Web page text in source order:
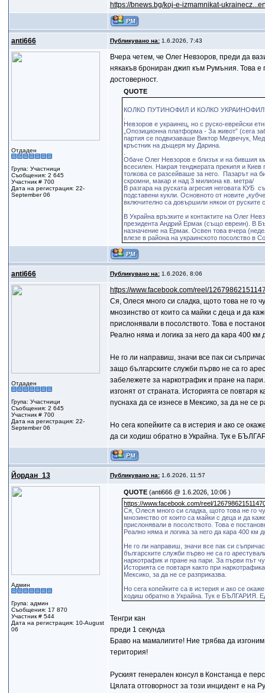
https://bnews.bg/koj-e-izmamnikat-
anti666 Публикувано на:1.6.2026, 7:43
Отдаден
Група: Участници
Съобщения: 2 645
Участник # 700
Дата на регистрация: 22-
September 06
Вчера четем, че Олег Невзоров, преди да
някакъв брониран джип към Румъния. Това е
достоверност.
QUOTE
КОЛКО ПУТИНОФИЛ И КОЛКО
Невзоров е украинец, но с руско-еврейски
„Опозиционна платформа - За живот” (сега
партия се подвизаваше Виктор Медвечук,
кръстник на дъщеря му Дарина.
Обаче Олег Невзоров е близък и на бившия
всесилен. Накрая тенджерата прекипя и
толкова се разсейваше за него. Пазарът на
скромни, макар и над 3 милиона кв. метра/
В разгара на руската агресия неговата КУБ
подставени кукли. Основното от новите
включително са довършили някои от руските
В Украйна връзките и контактите на Олег
президента Андрий Ермак (също евреин). В
назначение на Ермак. Освен това вчера
влезе в района на украинското посолство в
anti666 Публикувано на:1.6.2026, 8:06
Отдаден
Група: Участници
Съобщения: 2 645
Участник # 700
Дата на регистрация: 22-
September 06
https://www.facebook.com/reel/
Ся, Олеся много си сладка, щото това не го
мнозинство от които са майки с деца и да
прислонявали в посолството. Това е
Реално няма и логика за него да кара 400
Не го ли направиш, значи все пак си
защо българските служби първо не са го
забележете за наркотрафик и пране на
изгонят от страната. Историята се повтаря
пуснаха да се изнесе в Мексико, за да не се
Но сега копейките са в истерия и ако се
да си ходиш обратно в Украйна. Тук е
Йордан_13 Публикувано на:1.6.2026, 11:57
Админ
Група: админ
Съобщения: 17 870
Участник # 544
Дата на регистрация: 10-August
06
QUOTE (anti666 @ 1.6.2026, 10:06 )
https://www.facebook.com/reel/
Ся, Олеся много си сладка, щото това не го
мнозинство от които са майки с деца и да
прислонявали в посолството. Това е
Реално няма и логика за него да кара 400
Не го ли направиш, значи все пак си
българските служби първо не са го
наркотрафик и пране на пари. За първи път
Историята се повтаря както при
Мексико, за да не се разприказва.
Но сега копейките са в истерия и ако се
ходиш обратно в Украйна. Тук е БЪЛГАРИЯ.
Тенгри кан
преди 1 секунда
Браво на мамалигите! Ние трябва да
територия!
Руският генерален консул в Констанца е
Цялата отговорност за този инцидент е на